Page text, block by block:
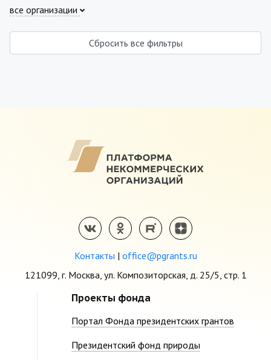
все организации
Сбросить все фильтры
Контакты | office@pgrants.ru
121099, г. Москва, ул. Композиторская, д. 25/5, стр. 1
Проекты фонда
Портал Фонда президентских грантов
Президентский фонд природы